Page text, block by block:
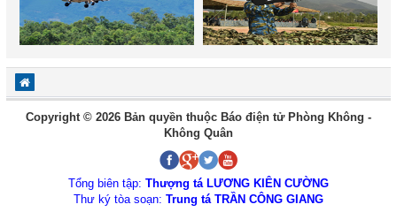
Copyright © 2026 Bản quyền thuộc Báo điện tử Phòng Không -
Không Quân
Tổng biên tập: Thượng tá LƯƠNG KIÊN CƯỜNG
Thư ký tòa soạn: Trung tá TRẦN CÔNG GIANG